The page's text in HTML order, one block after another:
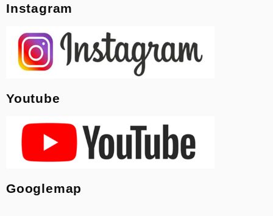
Instagram
Youtube
Googlemap